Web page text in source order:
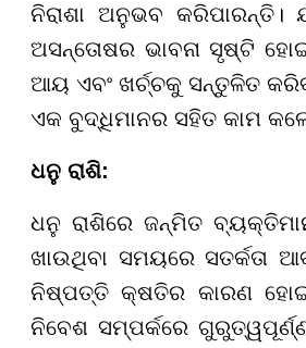
ନିରାଶା ଅନୁଭବ
ଅସନ୍ତୋଷର ଭାବନା ସୃଷ୍ଟି
ଆୟ ଏବଂ ଖର୍ଚ୍ଚକୁ ସନ୍ତୁଳିତ
ଏକ ବୁଦ୍ଧିମାନର ସହିତ କାମ
ଧନୁ ରାଶି:
ଧନୁ ରାଶିରେ ଜନ୍ମିତ
ଖାଉଥିବା ସମୟରେ ସତର୍କତା
ନିଷ୍ପତ୍ତି କ୍ଷତିର କାରଣ
ନିବେଶ ସମ୍ପର୍କରେ